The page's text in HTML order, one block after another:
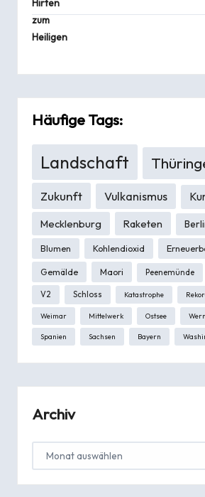
Häufige Tags:
Landschaft
Zukunft Vulkanismus
Mecklenburg
Raketen
Blumen Kohlendioxid
Gemälde Maori Peenemünde
V2 Schloss Katastrophe
Weimar Mittelwerk Ostsee
Spanien Sachsen Bayern
Archiv